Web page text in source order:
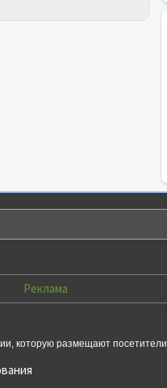
Реклама
которую размещают посетители